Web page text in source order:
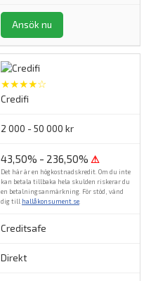
Ansök nu
★★★★☆
Credifi
2 000 - 50 000 kr
43,50% - 236,50% ⚠
Det här är en högkostnadskredit. Om du inte
kan betala tillbaka hela skulden riskerar du
en betalningsanmärkning. För stöd, vänd
dig till hallåkonsument.se.
Creditsafe
Direkt